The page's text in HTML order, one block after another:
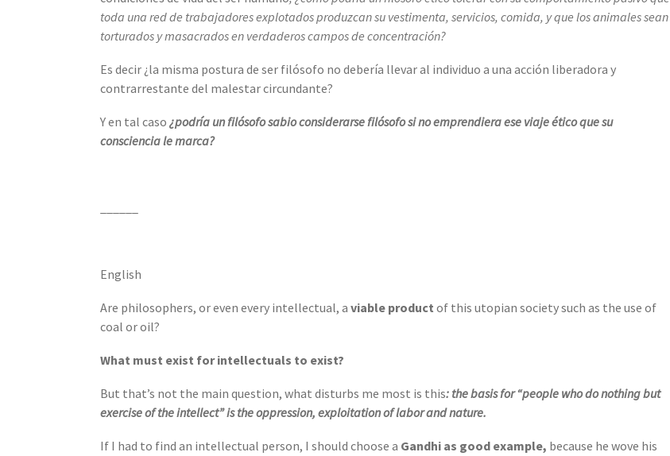
toda una red de trabajadores explotados produzcan su vestimenta, servicios, comida, y que los animales sean
torturados y masacrados en verdaderos campos de concentración?
Es decir ¿la misma postura de ser filósofo no debería llevar al individuo a una acción liberadora y
contrarrestante del malestar circundante?
Y en tal caso ¿podría un filósofo sabio considerarse filósofo si no emprendiera ese viaje ético que su
consciencia le marca?
English
Are philosophers, or even every intellectual, a viable product of this utopian society such as the use of
coal or oil?
What must exist for intellectuals to exist?
But that’s not the main question, what disturbs me most is this: the basis for “people who do nothing but
exercise of the intellect” is the oppression, exploitation of labor and nature.
If I had to find an intellectual person, I should choose a Gandhi as good example, because he wove his